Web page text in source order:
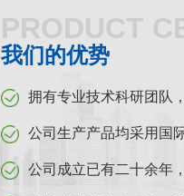
PRODUCT
我们的优势
拥有专业技术科研团队
公司生产产品均采用国
公司成立已有二十余年